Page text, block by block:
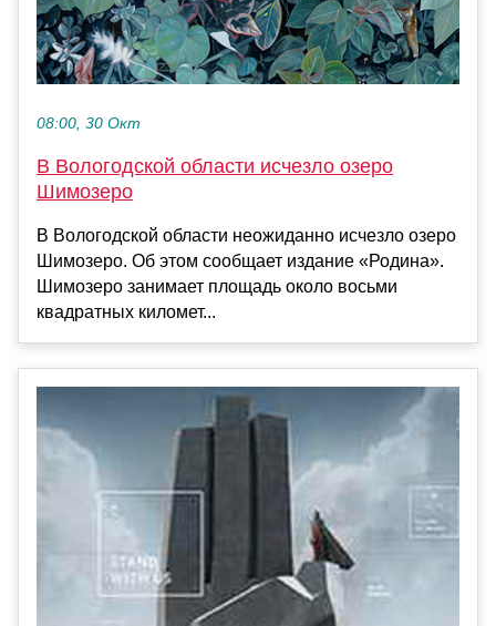
08:00, 30 Окт
В Вологодской области исчезло озеро
Шимозеро
В Вологодской области неожиданно исчезло озеро
Шимозеро. Об этом сообщает издание «Родина».
Шимозеро занимает площадь около восьми
квадратных километ...